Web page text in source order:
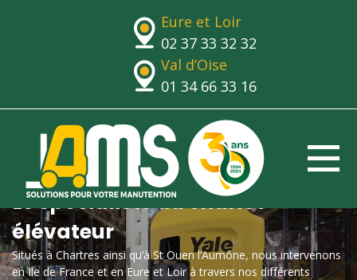
Eure et Loir
02 37 33 32 32
Val d’Oise
01 34 66 33 16
Le spécialiste du chariot
élévateur
Situés à Chartres ainsi qu’à St Ouen l’Aumône, nous intervenons
en Ile de France et en Eure et Loir à travers nos différents